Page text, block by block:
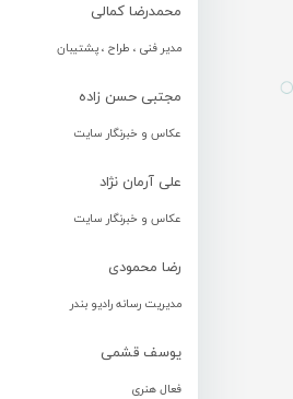
محمدرضا کمالی
مدیر فنی ، طراح ، پشتیبان
مجتبی حسن زاده
عکاس و خبرنگار سایت
علی آرمان نژاد
عکاس و خبرنگار سایت
رضا محمودی
مدیریت رسانه رادیو بندر
یوسف قشمی
فعال هنری